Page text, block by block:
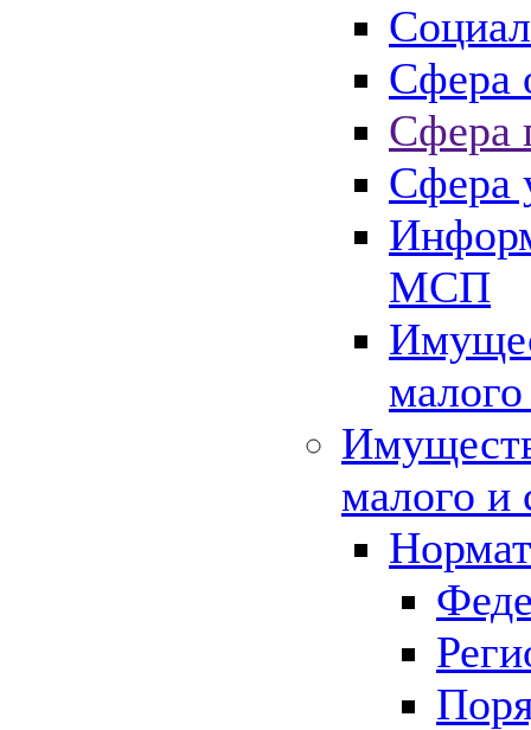
Сфера
Сфера
Сфера
МСП
малого и